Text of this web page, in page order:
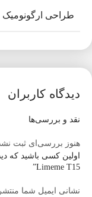
طراحی ارگونومیک
دیدگاه کاربران
نقد و بررسی‌ها
هنوز بررسی‌ای ثبت
اولین کسی باشید که
Limeme T15”
نشانی ایمیل شما